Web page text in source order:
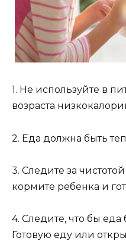
1. Не используйте в
возраста
2. Еда должна быть
3. Следите за
кормите ребенка и
4. Следите, что бы еда
Готовую еду или